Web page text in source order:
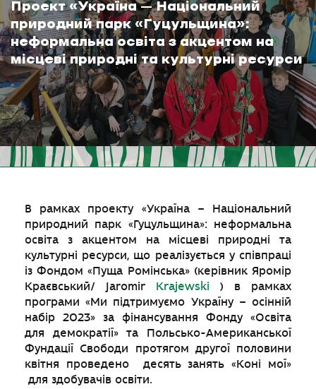
Проект «Україна – Національний
природний парк «Гуцульщина»:
неформальна освіта з акцентом на
місцеві природні та культурні ресурси
В рамках проекту «Україна – Національний
природний парк «Гуцульщина»: неформальна
освіта з акцентом на місцеві природні та
культурні ресурси, що реалізується у співпраці
із Фондом «Пуща Ромінська» (керівник Яромір
Краєвський/ Jaromir
Krajewski ) в рамках
програми «Ми підтримуємо Україну – осінній
набір 2023» за фінансування Фонду «Освіта
для демократії» та Польсько-Американської
Фундації Свободи протягом другої половини
квітня проведено десять занять «Коні мої»
для здобувачів освіти.